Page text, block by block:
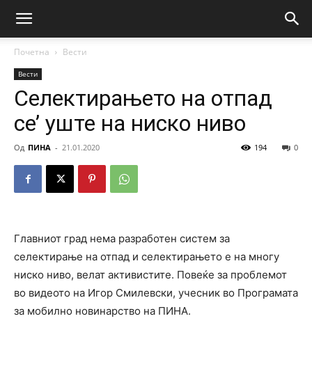
Почетна Вести
Вести
Селектирањето на отпад
се’ уште на ниско ниво
Од ПИНА - 21.01.2020 0
194
Главниот град нема разработен систем за
селектирање на отпад и селектирањето е на многу
ниско ниво, велат активистите. Повеќе за проблемот
во видеото на Игор Смилевски, учесник во Програмата
за мобилно новинарство на ПИНА.